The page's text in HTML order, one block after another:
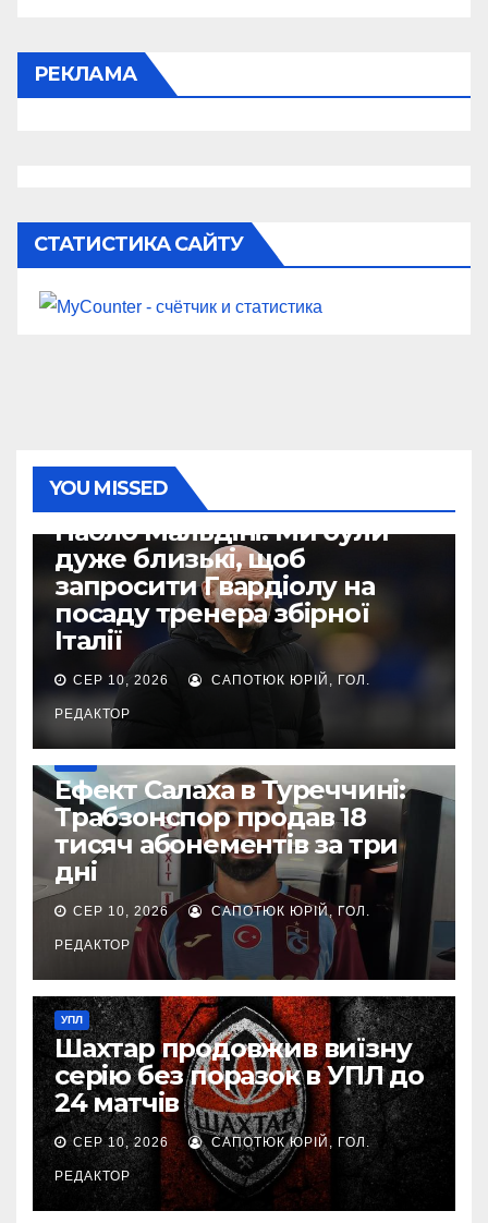
РЕКЛАМА
СТАТИСТИКА САЙТУ
YOU MISSED
Паоло Мальдіні: Ми були
дуже близькі, щоб
запросити Гвардіолу на
посаду тренера збірної
Італії
СЕР 10, 2026 САПОТЮК ЮРІЙ, ГОЛ.
РЕДАКТОР
Ефект Салаха в Туреччині:
Трабзонспор продав 18
тисяч абонементів за три
дні
СЕР 10, 2026 САПОТЮК ЮРІЙ, ГОЛ.
РЕДАКТОР
УПЛ
Шахтар продовжив виїзну
серію без поразок в УПЛ до
24 матчів
СЕР 10, 2026 САПОТЮК ЮРІЙ, ГОЛ.
РЕДАКТОР